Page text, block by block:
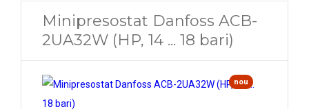
Minipresostat Danfoss ACB-
2UA32W (HP, 14 ... 18 bari)
nou